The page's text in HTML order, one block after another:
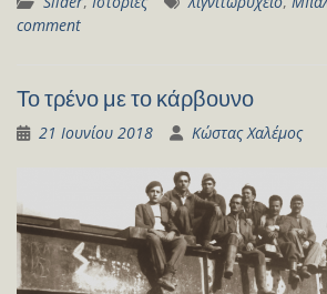
comment
Το τρένο με το κάρβουνο
21 Ιουνίου 2018 Κώστας Χαλέμος